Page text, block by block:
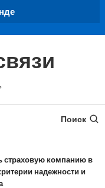
Поиск
страховую компанию в
надежности и